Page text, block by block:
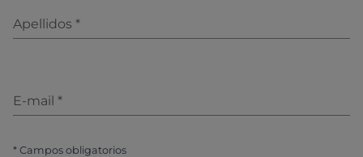
Apellidos *
E-mail *
* Campos obligatorios